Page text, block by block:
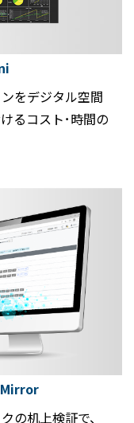
をデジタル空間
るコスト･時間の
Mirror
の机上検証で、